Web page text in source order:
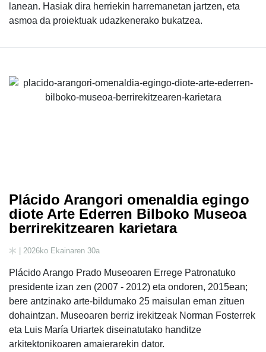
lanean. Hasiak dira herriekin harremanetan jartzen, eta
asmoa da proiektuak udazkenerako bukatzea.
Plácido Arangori omenaldia egingo
diote Arte Ederren Bilboko Museoa
berrirekitzearen karietara
| 2026ko Ekainaren 30a
Plácido Arango Prado Museoaren Errege Patronatuko
presidente izan zen (2007 - 2012) eta ondoren, 2015ean;
bere antzinako arte-bildumako 25 maisulan eman zituen
dohaintzan. Museoaren berriz irekitzeak Norman Fosterrek
eta Luis María Uriartek diseinatutako handitze
arkitektonikoaren amaierarekin dator.